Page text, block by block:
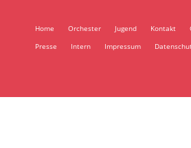
Home Orchester Jugend Kontakt
Presse
Intern Impressum